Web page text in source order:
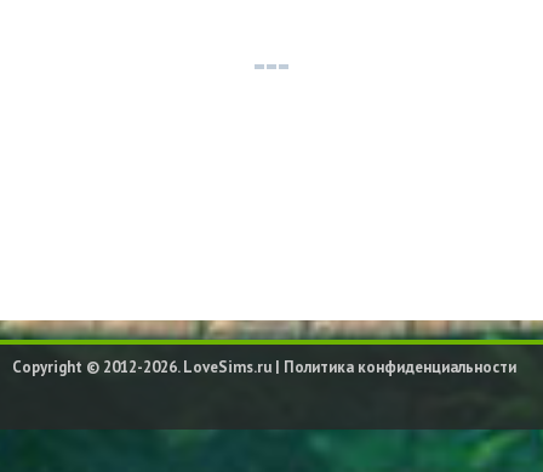
Copyright © 2012-2026. LoveSims.ru | Политика конфиденциальности